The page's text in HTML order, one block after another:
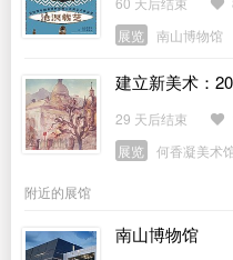
展览
南山博物馆
建立新美术：
29 天后结束
展览
何香凝美术
附近的展馆
南山博物馆